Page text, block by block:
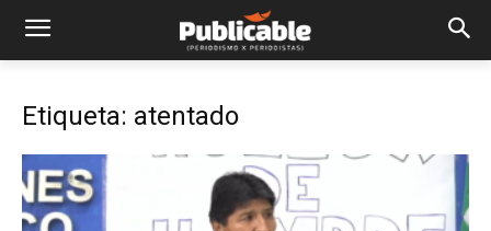
Etiqueta: atentado